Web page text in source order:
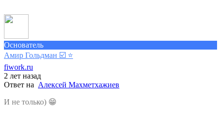
Основатель
Амир Гольдман ☑️ ⭐️
fiwork.ru
2 лет назад
Ответ на Алексей Махметхажиев
И не только) 😁